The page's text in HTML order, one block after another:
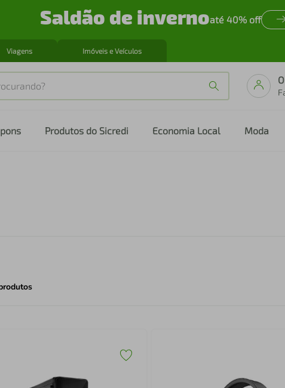
Saldão de invernoaté 40% off
Viagens Imóveis e Veículos
Produtos do Sicredi Economia Local Moda